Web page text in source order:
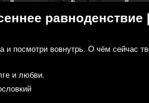
равноденствие
и посмотри вовнутрь. О чём сейчас
и любви.